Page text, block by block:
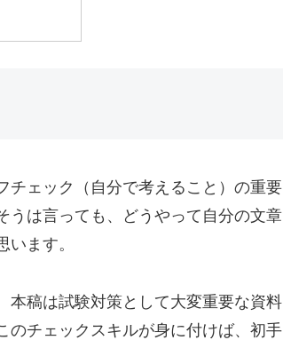
チェック（自分で考えること）の重要
うは言っても、どうやって自分の文章
ます。
本稿は試験対策として大変重要な資料
のチェックスキルが身に付けば、初手